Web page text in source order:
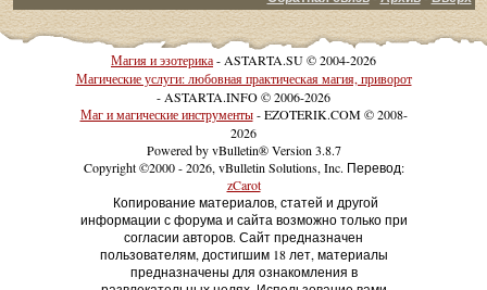
Магия и эзотерика- ASTARTA.SU © 2004-2026
Магические услуги: любовная практическая магия, приворот
- ASTARTA.INFO © 2006-2026
Маг и магические инструменты- EZOTERIK.COM © 2008-
2026
Powered by vBulletin® Version 3.8.7
Copyright ©2000 - 2026, vBulletin Solutions, Inc. Перевод:
zCarot
Копирование материалов, статей и другой
информации с форума и сайта возможно только при
согласии авторов. Сайт предназначен
пользователям, достигшим 18 лет, материалы
предназначены для ознакомления в